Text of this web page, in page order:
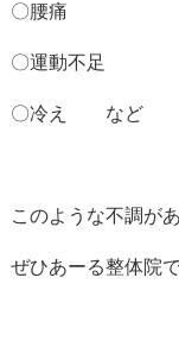
〇腰痛
〇運動不足
〇冷え など
このような不調が
ぜひあーる整体院